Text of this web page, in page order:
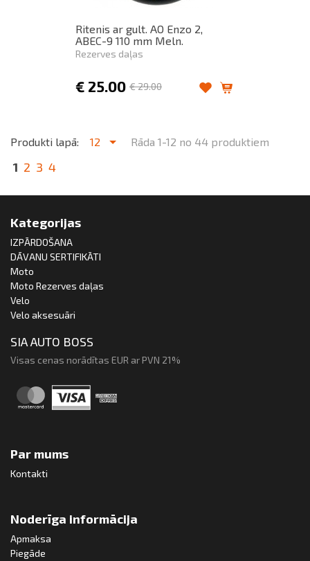
Ritenis ar gult. AO Enzo 2,
ABEC-9 110 mm Meln.
Rezerves daļas
€ 25.00 €29.00
Produkti lapā: 12 Rāda 1-12 no 44 produktiem
1 2 3 4
Kategorijas
IZPĀRDOŠANA
DĀVANU SERTIFIKĀTI
Moto
Moto Rezerves daļas
Velo
Velo aksesuāri
SIA AUTO BOSS
Visas cenas norādītas EUR ar PVN 21%
Par mums
Kontakti
Noderīga informācija
Apmaksa
Piegāde